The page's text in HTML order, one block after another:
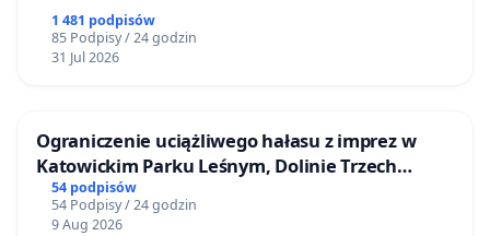
1 481 podpisów
85 Podpisy / 24 godzin
31 Jul 2026
Ograniczenie uciążliwego hałasu z imprez w
Katowickim Parku Leśnym, Dolinie Trzech
Stawów i na Lotnisku Muchowiec
54 podpisów
54 Podpisy / 24 godzin
9 Aug 2026